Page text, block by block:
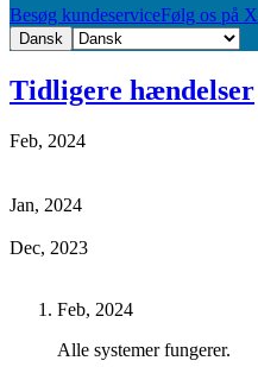
Besøg kundeserviceFølg os på X
Dansk
Tidligere hændelser
Feb, 2024
Jan, 2024
Dec, 2023
Feb, 2024
Alle systemer fungerer.